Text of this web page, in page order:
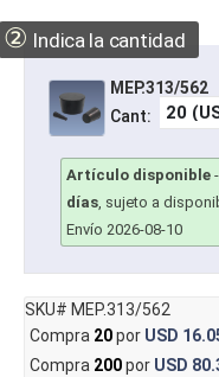
② Indica la cantidad
MEP.313/562
Cant:
Artículo disponible -
días, sujeto a
Envío 2026-08-10
SKU# MEP.313/562
Compra 20por USD
Compra 200por USD